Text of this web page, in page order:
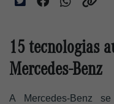
15 tecnologias
Mercedes-Benz
A Mercedes-Benz